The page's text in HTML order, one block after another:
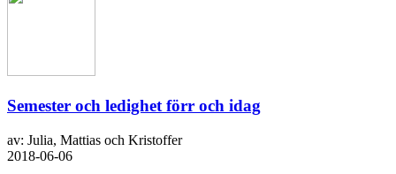
Semester och ledighet förr och idag
av: Julia, Mattias och Kristoffer
2018-06-06